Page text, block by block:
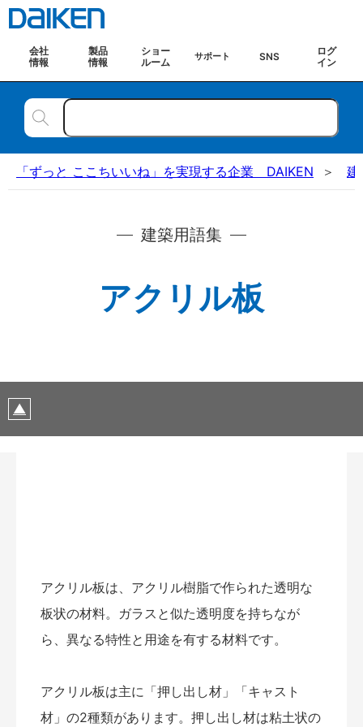
会社
情報
製品
情報
ショー
ルーム
サポート SNS
ログ
イン
「ずっと ここちいいね」を実現する企業 DAIKEN 建
建築用語集
アクリル板
アクリル板は、アクリル樹脂で作られた透明な
板状の材料。ガラスと似た透明度を持ちなが
ら、異なる特性と用途を有する材料です。
アクリル板は主に「押し出し材」「キャスト
材」の2種類があります。押し出し材は粘土状の